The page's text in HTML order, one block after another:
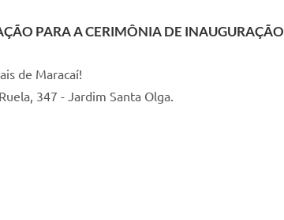
PARA A CERIMÔNIA DE
de Maracaí!
347 - Jardim Santa Olga.